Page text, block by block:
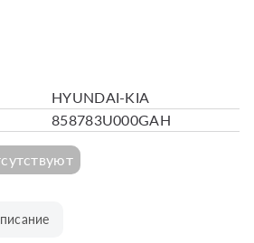
HYUNDAI-KIA
858783U000GAH